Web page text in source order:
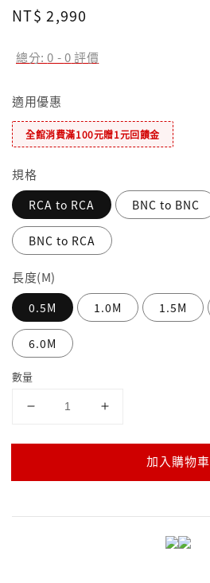
Regular
NT$ 2,990
總分:0 -0評價
適用優惠
全館消費滿100元贈1元回饋金
規格
RCA to RCA BNC to BNC
BNC to RCA
長度(M)
0.5M 1.0M 1.5M
6.0M
數量
加入購物車